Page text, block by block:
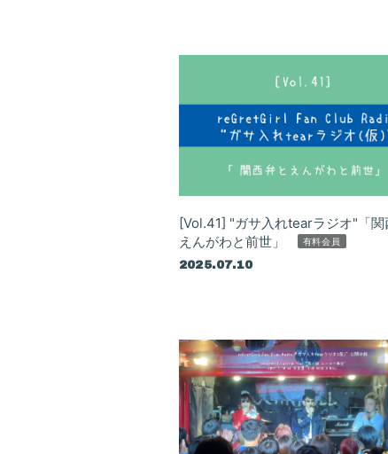
Home
News
[Vol.41] "ガサ入れtearラジオ"「関
えんがわと前世」
有料会員
2025.07.10